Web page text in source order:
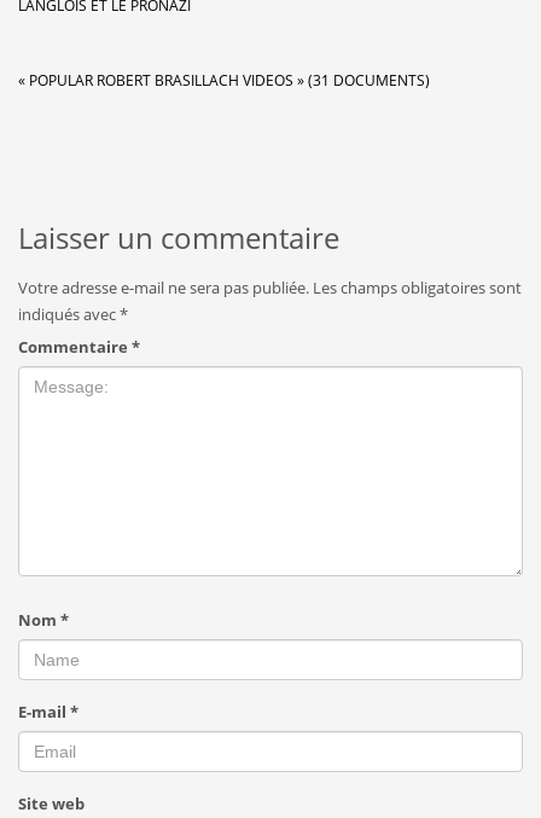
LANGLOIS ET LE PRONAZI
« POPULAR ROBERT BRASILLACH VIDEOS » (31 DOCUMENTS)
Laisser un commentaire
Votre adresse e-mail ne sera pas publiée. Les champs obligatoires sont
indiqués avec*
Commentaire *
Nom *
E-mail *
Site web